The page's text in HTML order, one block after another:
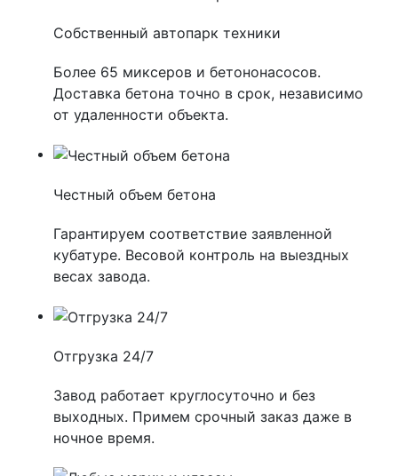
Собственный автопарк техники
Более 65 миксеров и бетононасосов.
Доставка бетона точно в срок, независимо
от удаленности объекта.
Честный объем бетона
Гарантируем соответствие заявленной
кубатуре. Весовой контроль на выездных
весах завода.
Отгрузка 24/7
Завод работает круглосуточно и без
выходных. Примем срочный заказ даже в
ночное время.